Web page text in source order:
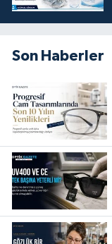
Son Haberler